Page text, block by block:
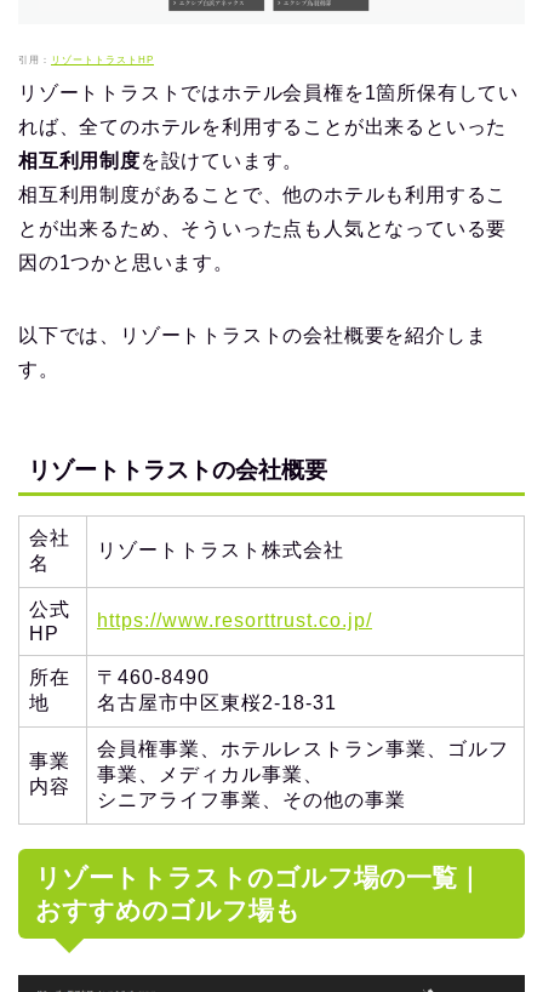
引用： リゾートトラストHP
リゾートトラストではホテル会員権を1箇所保有してい
れば、全てのホテルを利用することが出来るといった
相互利用制度を設けています。
相互利用制度があることで、他のホテルも利用するこ
とが出来るため、そういった点も人気となっている要
因の1つかと思います。
以下では、リゾートトラストの会社概要を紹介しま
す。
リゾートトラストの会社概要
会社
名
リゾートトラスト株式会社
公式
HP
https://www.resorttrust.co.jp/
所在
地
〒460-8490
名古屋市中区東桜2-18-31
事業
内容
会員権事業、ホテルレストラン事業、ゴルフ
事業、メディカル事業、
シニアライフ事業、その他の事業
リゾートトラストのゴルフ場の一覧｜
おすすめのゴルフ場も